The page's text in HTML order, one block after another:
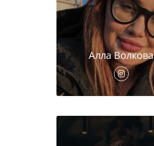
Алла Волкова